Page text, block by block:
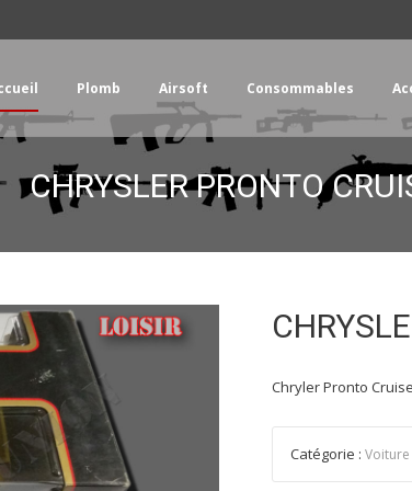
Plomb Airsoft Consommables
CHRYSLER PRONTO
Chryler Pronto
Catégorie :